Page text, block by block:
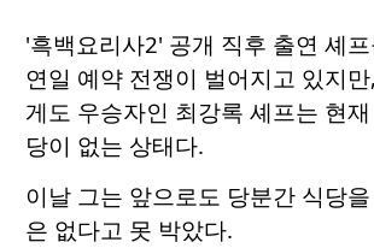
'흑백요리사2' 공개 직후 출연 셰
연일 예약 전쟁이 벌어지고 있지
게도 우승자인 최강록 셰프는 현
당이 없는 상태다.
이날 그는 앞으로도 당분간 식당
은 없다고 못 박았다.